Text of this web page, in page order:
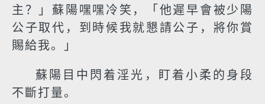
主？」蘇陽嘿嘿冷笑，「他遲早會被少陽
公子取代，到時候我就懇請公子，將你賞
賜給我。」
蘇陽目中閃着淫光，盯着小柔的身段
不斷打量。